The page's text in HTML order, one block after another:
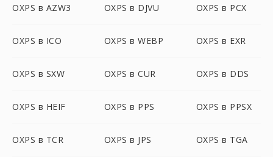
OXPS в AZW3 OXPS в DJVU OXPS в PCX
OXPS в ICO OXPS в WEBP OXPS в EXR
OXPS в SXW OXPS в CUR OXPS в DDS
OXPS в HEIF OXPS в PPS OXPS в PPSX
OXPS в TCR OXPS в JPS OXPS в TGA